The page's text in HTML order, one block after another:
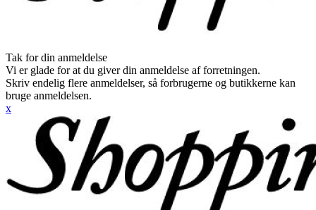
Tak for din anmeldelse
Vi er glade for at du giver din anmeldelse af forretningen.
Skriv endelig flere anmeldelser, så forbrugerne og butikkerne kan
bruge anmeldelsen.
x